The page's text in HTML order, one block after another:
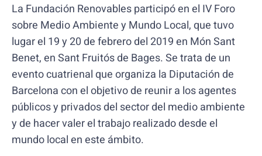
La Fundación Renovables participó en el IV Foro
sobre Medio Ambiente y Mundo Local, que tuvo
lugar el 19 y 20 de febrero del 2019 en Món Sant
Benet, en Sant Fruitós de Bages. Se trata de un
evento cuatrienal que organiza la Diputación de
Barcelona con el objetivo de reunir a los agentes
públicos y privados del sector del medio ambiente
y de hacer valer el trabajo realizado desde el
mundo local en este ámbito.